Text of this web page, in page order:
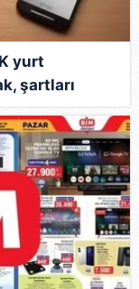
yurt
şartları